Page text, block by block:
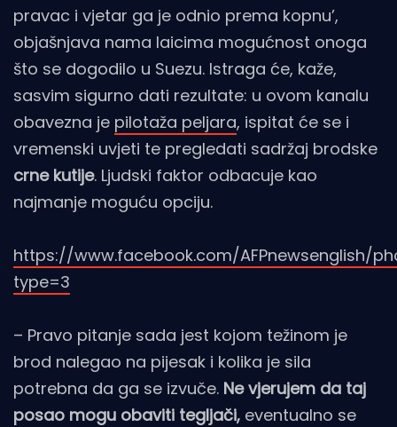
pravac i vjetar ga je odnio prema kopnu’,
objašnjava nama laicima mogućnost onoga
što se dogodilo u Suezu. Istraga će, kaže,
sasvim sigurno dati rezultate: u ovom kanalu
obavezna je pilotaža peljara, ispitat će se i
vremenski uvjeti te pregledati sadržaj brodske
crne kutije. Ljudski faktor odbacuje kao
najmanje moguću opciju.
https://www.facebook.com/AFPnewsenglish/
type=3
– Pravo pitanje sada jest kojom težinom je
brod nalegao na pijesak i kolika je sila
potrebna da ga se izvuče. Ne vjerujem da taj
posao mogu obaviti tegljači, eventualno se